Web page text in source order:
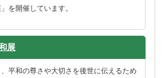
を開催しています。
展
平和の尊さや大切さを後世に伝えるため